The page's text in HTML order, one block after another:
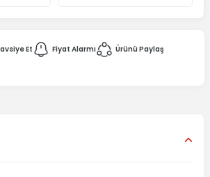
Et Fiyat Alarmı
Ürünü Paylaş